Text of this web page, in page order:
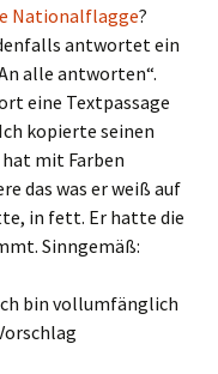
Nationalflagge?
antwortet ein
alle antworten“.
eine Textpassage
kopierte seinen
hat mit Farben
das was er weiß auf
in fett. Er hatte die
Sinngemäß:
bin vollumfänglich